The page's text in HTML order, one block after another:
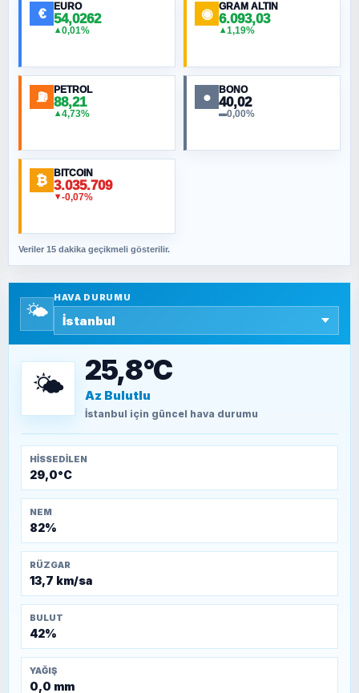
MURAT ÖZKAN
NURETTIN BÖLÜK
ORHAN KILIÇOĞLU
Fahişeye beyinli bir müstevli alçağına
SAVAŞ ŞAHİN
SEYFULLAH ÇİÇEK
TEOMAN ALPASLAN
Kütahya-Eskişehir Muharebeleri (10-24
€ EURO
54,0262
▲0,01%
◉ GRAM ALTIN
6.093,03
▲1,19%
⛽ PETROL
88,21
▲4,73%
● BONO
40,02
▬0,00%
₿ BITCOIN
3.035.709
▼-0,07%
Veriler 15 dakika geçikmeli gösterilir.
🌤️
HAVA DURUMU
🌤️ 25,8°C
Az Bulutlu
İstanbul için güncel hava durumu
HISSEDILEN
29,0°C
NEM
82%
RÜZGAR
13,7 km/sa
BULUT
42%
YAĞIŞ
0,0 mm